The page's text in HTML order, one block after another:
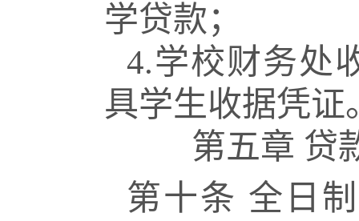
学贷款；
4.学校财务处
具学生收据凭证
第五章 贷
第十条 全日